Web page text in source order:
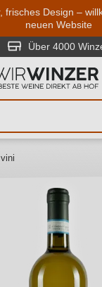
Zum
frisches Design –
neuen Website
Über 4000
3 Zeichen
Sie, welchen
– ob nach